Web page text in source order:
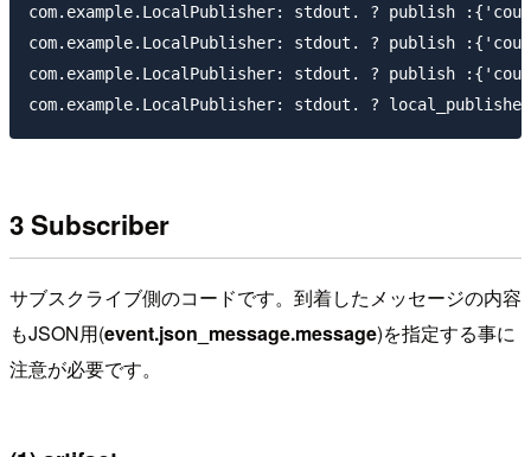
com.example.LocalPublisher: stdout. ? publish
com.example.LocalPublisher: stdout. ? publish
com.example.LocalPublisher: stdout. ? publish
3 Subscriber
サブスクライブ側のコードです。到着したメッセージの内容
もJSON用(event.json_message.message)を指定する事に
注意が必要です。